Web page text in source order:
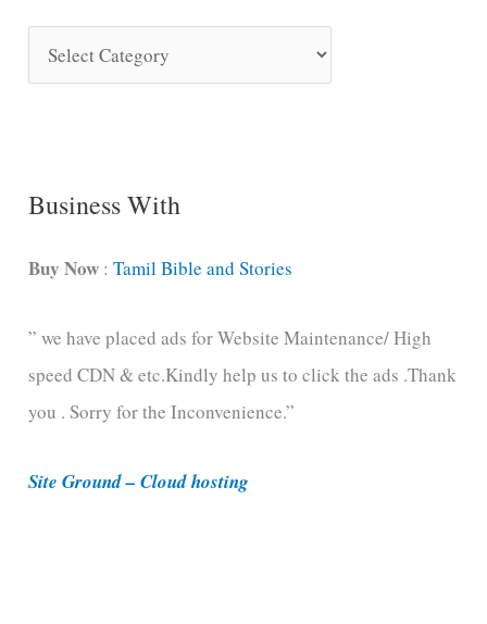
o
C
t
g
o
r
e
Business With
Buy Now :Tamil Bible and Stories
” we have placed ads for Website Maintenance/ High
speed CDN & etc.Kindly help us to click the ads .Thank
you . Sorry for the Inconvenience.”
Site Ground – Cloud hosting